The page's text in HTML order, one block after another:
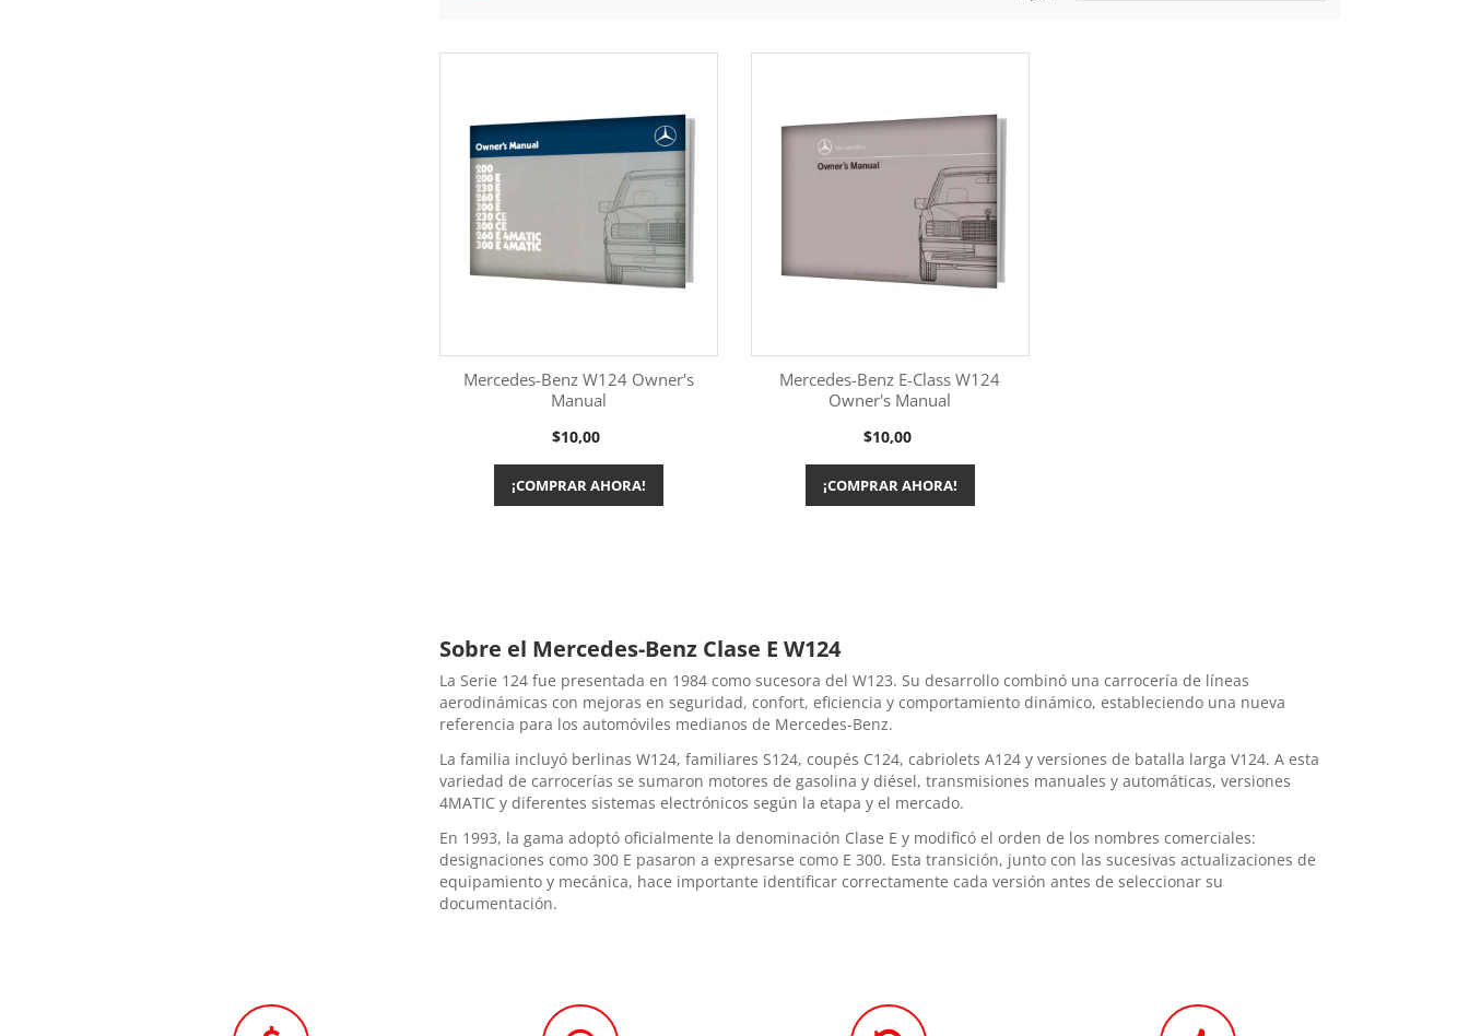
Más información
Mercedes-Benz W124 Owner's
Manual
Precio
$10,00
¡COMPRAR AHORA!
Más información
Mercedes-Benz E-Class W124
Owner's Manual
Precio
$10,00
¡COMPRAR AHORA!
Sobre el Mercedes-Benz Clase E W124
La Serie 124 fue presentada en 1984 como sucesora del W123. Su desarrollo combinó una carrocería de líneas
aerodinámicas con mejoras en seguridad, confort, eficiencia y comportamiento dinámico, estableciendo una nueva
referencia para los automóviles medianos de Mercedes-Benz.
La familia incluyó berlinas W124, familiares S124, coupés C124, cabriolets A124 y versiones de batalla larga V124. A esta
variedad de carrocerías se sumaron motores de gasolina y diésel, transmisiones manuales y automáticas, versiones
4MATIC y diferentes sistemas electrónicos según la etapa y el mercado.
En 1993, la gama adoptó oficialmente la denominación Clase E y modificó el orden de los nombres comerciales:
designaciones como 300 E pasaron a expresarse como E 300. Esta transición, junto con las sucesivas actualizaciones de
equipamiento y mecánica, hace importante identificar correctamente cada versión antes de seleccionar su
documentación.